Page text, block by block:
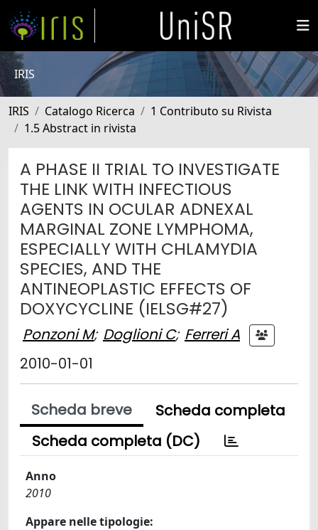
IRIS
IRIS Catalogo Ricerca
1 Contributo su Rivista
1.5 Abstract in rivista
A PHASE II TRIAL TO INVESTIGATE
THE LINK WITH INFECTIOUS
AGENTS IN OCULAR ADNEXAL
MARGINAL ZONE LYMPHOMA,
ESPECIALLY WITH CHLAMYDIA
SPECIES, AND THE
ANTINEOPLASTIC EFFECTS OF
DOXYCYCLINE (IELSG#27)
Ponzoni M; Doglioni C; Ferreri A
2010-01-01
Scheda breve
Scheda completa
Scheda completa (DC)
Anno
2010
Appare nelle tipologie: